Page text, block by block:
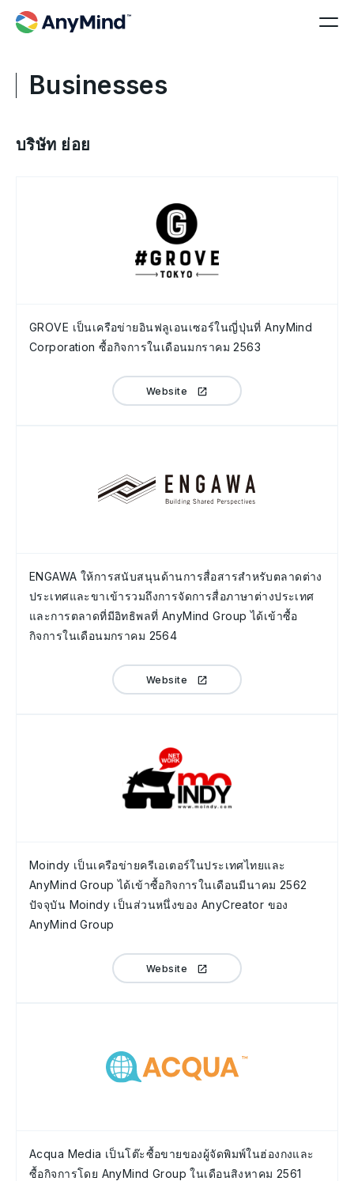
Businesses
บริษัท ย่อย
GROVE เป็นเครือข่ายอินฟลูเอนเซอร์ในญี่ปุ่นที่ AnyMind
Corporation ซื้อกิจการในเดือนมกราคม 2563
Website
ENGAWA ให้การสนับสนุนด้านการสื่อสารสำหรับตลาดต่าง
ประเทศและขาเข้ารวมถึงการจัดการสื่อภาษาต่างประเทศ
และการตลาดที่มีอิทธิพลที่ AnyMind Group ได้เข้าซื้อ
กิจการในเดือนมกราคม 2564
Website
Moindy เป็นเครือข่ายครีเอเตอร์ในประเทศไทยและ
AnyMind Group ได้เข้าซื้อกิจการในเดือนมีนาคม 2562
ปัจจุบัน Moindy เป็นส่วนหนึ่งของ AnyCreator ของ
AnyMind Group
Website
Acqua Media เป็นโต๊ะซื้อขายของผู้จัดพิมพ์ในฮ่องกงและ
ซื้อกิจการโดย AnyMind Group ในเดือนสิงหาคม 2561